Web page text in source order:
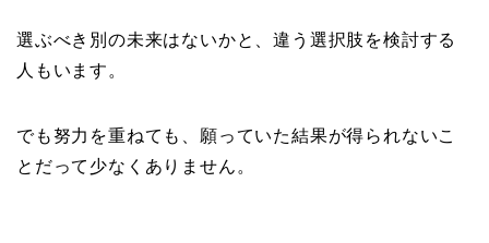
選ぶべき別の未来はないかと、違う選択肢を検討する
人もいます。
でも努力を重ねても、願っていた結果が得られないこ
とだって少なくありません。